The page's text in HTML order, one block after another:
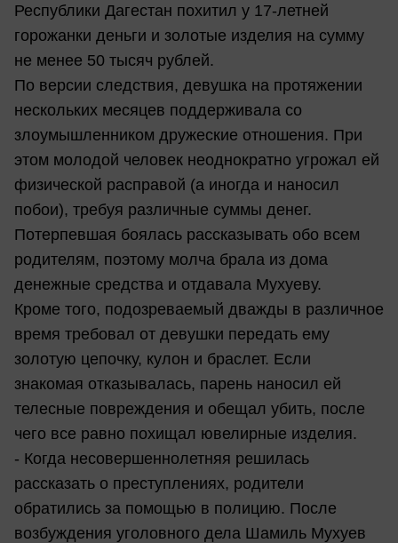
Республики Дагестан похитил у 17-летней
горожанки деньги и золотые изделия на сумму
не менее 50 тысяч рублей.
По версии следствия, девушка на протяжении
нескольких месяцев поддерживала со
злоумышленником дружеские отношения. При
этом молодой человек неоднократно угрожал ей
физической расправой (а иногда и наносил
побои), требуя различные суммы денег.
Потерпевшая боялась рассказывать обо всем
родителям, поэтому молча брала из дома
денежные средства и отдавала Мухуеву.
Кроме того, подозреваемый дважды в различное
время требовал от девушки передать ему
золотую цепочку, кулон и браслет. Если
знакомая отказывалась, парень наносил ей
телесные повреждения и обещал убить, после
чего все равно похищал ювелирные изделия.
- Когда несовершеннолетняя решилась
рассказать о преступлениях, родители
обратились за помощью в полицию. После
возбуждения уголовного дела Шамиль Мухуев